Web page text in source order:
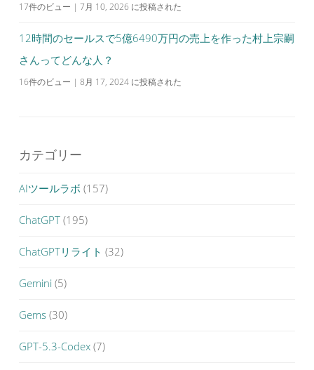
17件のビュー | 7月 10, 2026 に投稿された
12時間のセールスで5億6490万円の売上を作った村上宗嗣
さんってどんな人？
16件のビュー | 8月 17, 2024 に投稿された
カテゴリー
AIツールラボ (157)
ChatGPT (195)
ChatGPTリライト (32)
Gemini (5)
Gems (30)
GPT-5.3-Codex (7)